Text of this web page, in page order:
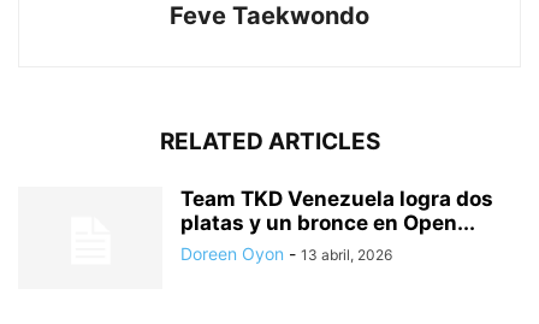
Feve Taekwondo
RELATED ARTICLES
Team TKD Venezuela logra dos
platas y un bronce en Open...
Doreen Oyon - 13 abril, 2026